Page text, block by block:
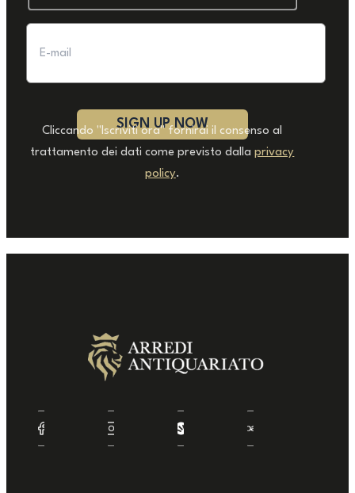
Cliccando "Iscriviti ora" fornirai il consenso al
trattamento dei dati come previsto dallaprivacy
policy.